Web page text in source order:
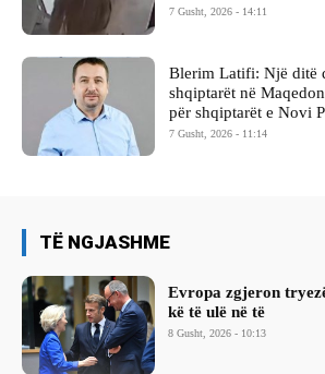
7 Gusht, 2026 - 14:11
Blerim Latifi: Një ditë
shqiptarët në
për shqiptarët e Novi
7 Gusht, 2026 - 11:14
TË NGJASHME
Evropa zgjeron
kë të ulë në të
8 Gusht, 2026 - 10:13